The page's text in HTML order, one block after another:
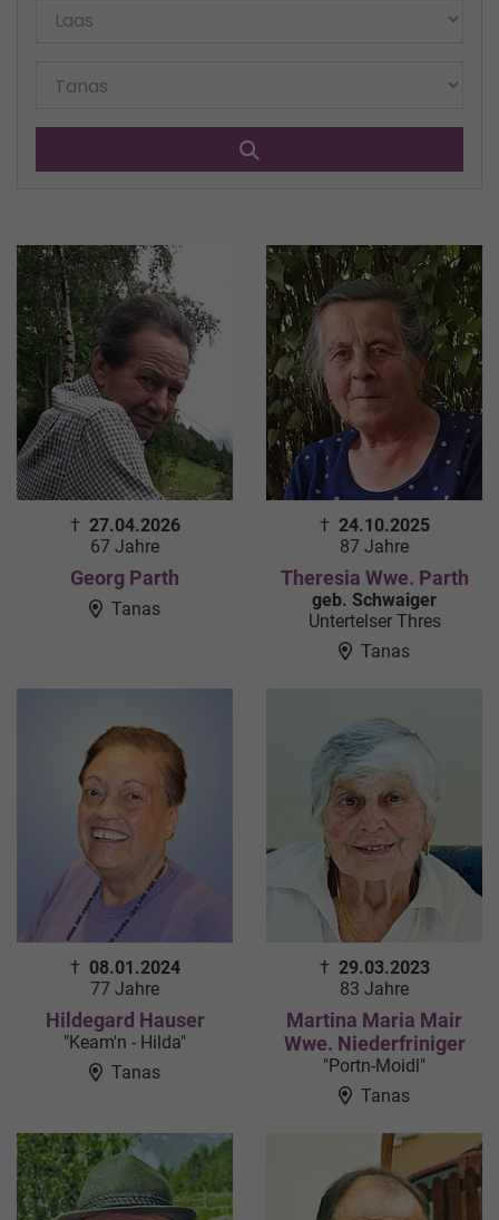
† 27.04.2026
67 Jahre
Georg Parth
Tanas
† 24.10.2025
87 Jahre
Theresia Wwe. Parth
geb. Schwaiger
Untertelser Thres
Tanas
† 08.01.2024
77 Jahre
Hildegard Hauser
"Keam'n - Hilda"
Tanas
† 29.03.2023
83 Jahre
Martina Maria Mair
Wwe. Niederfriniger
"Portn-Moidl"
Tanas